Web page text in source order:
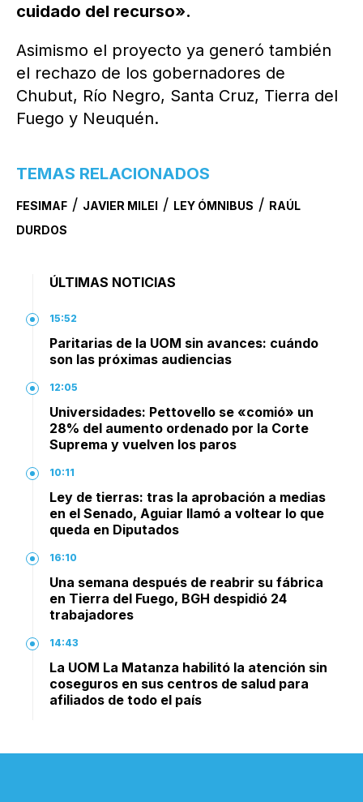
cuidado del recurso».
Asimismo el proyecto ya generó también
el rechazo de los gobernadores de
Chubut, Río Negro, Santa Cruz, Tierra del
Fuego y Neuquén.
TEMAS RELACIONADOS
FESIMAF / JAVIER MILEI / LEY ÓMNIBUS / RAÚL
DURDOS
ÚLTIMAS NOTICIAS
15:52
Paritarias de la UOM sin avances: cuándo
son las próximas audiencias
12:05
Universidades: Pettovello se «comió» un
28% del aumento ordenado por la Corte
Suprema y vuelven los paros
10:11
Ley de tierras: tras la aprobación a medias
en el Senado, Aguiar llamó a voltear lo que
queda en Diputados
16:10
Una semana después de reabrir su fábrica
en Tierra del Fuego, BGH despidió 24
trabajadores
14:43
La UOM La Matanza habilitó la atención sin
coseguros en sus centros de salud para
afiliados de todo el país